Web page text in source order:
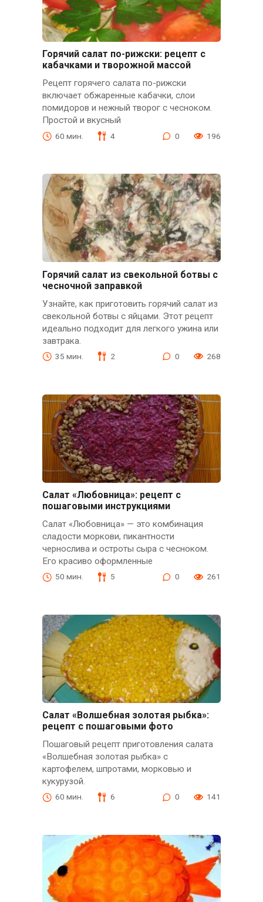
Горячий салат по-рижски: рецепт с
кабачками и творожной массой
Рецепт горячего салата по-рижски
включает обжаренные кабачки, слои
помидоров и нежный творог с чесноком.
Простой и вкусный
60 мин. 4 0 196
Горячий салат из свекольной ботвы с
чесночной заправкой
Узнайте, как приготовить горячий салат из
свекольной ботвы с яйцами. Этот рецепт
идеально подходит для легкого ужина или
завтрака.
35 мин. 2 0 268
Салат «Любовница»: рецепт с
пошаговыми инструкциями
Салат «Любовница» — это комбинация
сладости моркови, пикантности
чернослива и остроты сыра с чесноком.
Его красиво оформленные
50 мин. 5 0 261
Салат «Волшебная золотая рыбка»:
рецепт с пошаговыми фото
Пошаговый рецепт приготовления салата
«Волшебная золотая рыбка» с
картофелем, шпротами, морковью и
кукурузой.
60 мин. 6 0 141